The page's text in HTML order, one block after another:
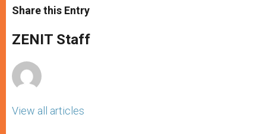
t
s
p
p
s
e
g
e
e
b
o
k
Share this Entry
ZENIT Staff
View all articles